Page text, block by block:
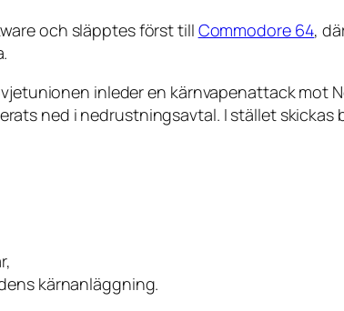
och släpptes först till Commodore 64,
inleder en kärnvapenattack mot
ned i nedrustningsavtal. I stället
kärnanläggning.